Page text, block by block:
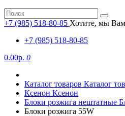
+7 (985) 518-80-85 Хотите, мы
+7 (985) 518-80-85
0.00р. 0
Каталог товаров Каталог
Ксенон Ксенон
Блоки розжига нештатные
Блоки розжига 55W